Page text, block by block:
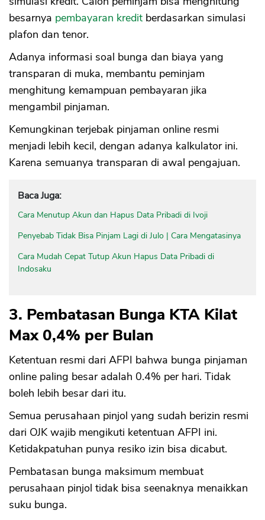
besarnya pembayaran kredit berdasarkan simulasi
plafon dan tenor.
Adanya informasi soal bunga dan biaya yang
transparan di muka, membantu peminjam
menghitung kemampuan pembayaran jika
mengambil pinjaman.
Kemungkinan terjebak pinjaman online resmi
menjadi lebih kecil, dengan adanya kalkulator ini.
Karena semuanya transparan di awal pengajuan.
Baca Juga:
Cara Menutup Akun dan Hapus Data Pribadi di Ivoji
Penyebab Tidak Bisa Pinjam Lagi di Julo | Cara Mengatasinya
Cara Mudah Cepat Tutup Akun Hapus Data Pribadi di
Indosaku
3. Pembatasan Bunga KTA Kilat
Max 0,4% per Bulan
Ketentuan resmi dari AFPI bahwa bunga pinjaman
online paling besar adalah 0.4% per hari. Tidak
boleh lebih besar dari itu.
Semua perusahaan pinjol yang sudah berizin resmi
dari OJK wajib mengikuti ketentuan AFPI ini.
Ketidakpatuhan punya resiko izin bisa dicabut.
Pembatasan bunga maksimum membuat
perusahaan pinjol tidak bisa seenaknya menaikkan
suku bunga.